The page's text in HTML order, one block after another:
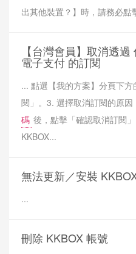
出其他裝置？】時，請務必點
【台灣會員】取消透
電子支付 的訂閱
... 點選【我的方案】分頁下
閱」。3. 選擇取消訂閱的原
碼 後，點擊「確認取消訂閱
KKBOX...
無法更新／安裝
...
刪除 KKBOX 帳號